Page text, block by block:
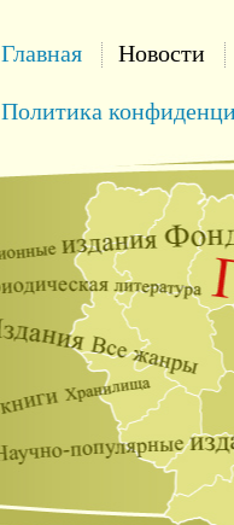
Главная Новости
Политика